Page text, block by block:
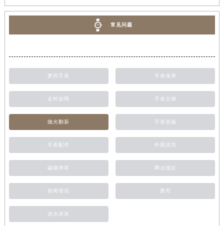
常见问题
萧邦手表 手表保养
走时故障 手表生锈
抛光翻新 手表受磁
手表配件 外观清洗
磕碰摔坏 网点地址
新闻资讯 萧邦
进水进灰